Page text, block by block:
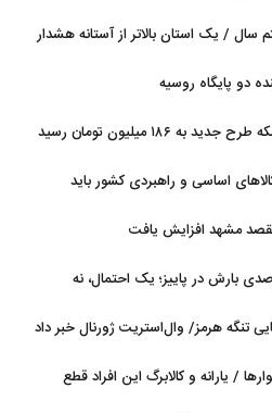
سال / یک استان بالاتر از آستانه هشدار
دو پایگاه روسیه
میلیون تومان رسید
اساسی و راهبردی کشور باید
مشهد افزایش یافت
افزایش ۳۰ تا ۵۰ درصدی بارش در پاییز؛ یک احتمال، نه
/ یارانه و کالابرگ این افراد قطع